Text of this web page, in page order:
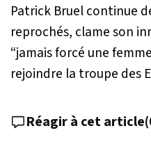
Patrick Bruel continue
reprochés, clame son
“jamais forcé une
rejoindre la troupe des
Réagir à cet article(